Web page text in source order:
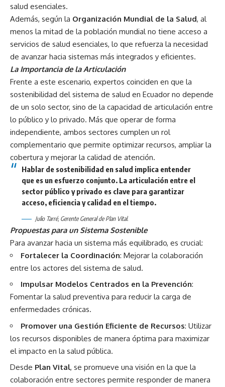
salud esenciales.
Además, según la Organización Mundial de la Salud, al
menos la mitad de la población mundial no tiene acceso a
servicios de salud esenciales, lo que refuerza la necesidad
de avanzar hacia sistemas más integrados y eficientes.
La Importancia de la Articulación
Frente a este escenario, expertos coinciden en que la
sostenibilidad del sistema de salud en Ecuador no depende
de un solo sector, sino de la capacidad de articulación entre
lo público y lo privado. Más que operar de forma
independiente, ambos sectores cumplen un rol
complementario que permite optimizar recursos, ampliar la
cobertura y mejorar la calidad de atención.
Hablar de sostenibilidad en salud implica entender
que es un esfuerzo conjunto. La articulación entre el
sector público y privado es clave para garantizar
acceso, eficiencia y calidad en el tiempo.
Julio Tarré, Gerente General de Plan Vital.
Propuestas para un Sistema Sostenible
Para avanzar hacia un sistema más equilibrado, es crucial:
Fortalecer la Coordinación: Mejorar la colaboración
entre los actores del sistema de salud.
Impulsar Modelos Centrados en la Prevención:
Fomentar la salud preventiva para reducir la carga de
enfermedades crónicas.
Promover una Gestión Eficiente de Recursos: Utilizar
los recursos disponibles de manera óptima para maximizar
el impacto en la salud pública.
Desde Plan Vital, se promueve una visión en la que la
colaboración entre sectores permite responder de manera